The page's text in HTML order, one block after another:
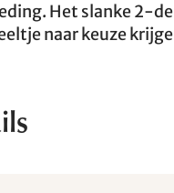
Het slanke 2-
naar keuze